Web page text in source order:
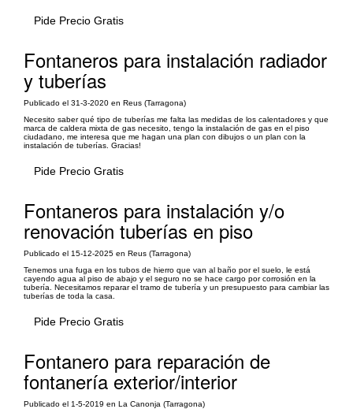
Pide Precio Gratis
Fontaneros para instalación radiador
y tuberías
Publicado el 31-3-2020 en Reus (Tarragona)
Necesito saber qué tipo de tuberías me falta las medidas de los calentadores y que
marca de caldera mixta de gas necesito, tengo la instalación de gas en el piso
ciudadano, me interesa que me hagan una plan con dibujos o un plan con la
instalación de tuberías. Gracias!
Pide Precio Gratis
Fontaneros para instalación y/o
renovación tuberías en piso
Publicado el 15-12-2025 en Reus (Tarragona)
Tenemos una fuga en los tubos de hierro que van al baño por el suelo, le está
cayendo agua al piso de abajo y el seguro no se hace cargo por corrosión en la
tubería. Necesitamos reparar el tramo de tubería y un presupuesto para cambiar las
tuberías de toda la casa.
Pide Precio Gratis
Fontanero para reparación de
fontanería exterior/interior
Publicado el 1-5-2019 en La Canonja (Tarragona)